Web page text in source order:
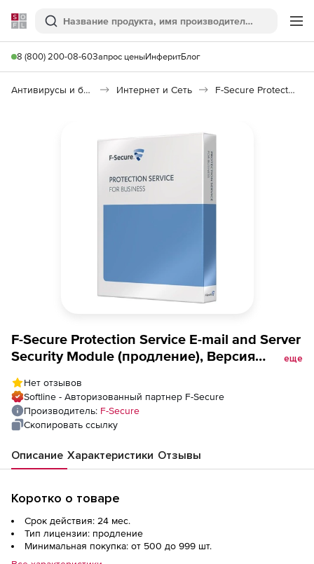
Softline
Поиск
8 (800) 200-08-60Запрос ценыИнферитБлог
Антивирусы и безопасность Интернет и Сеть F-Secure Protection Service for Business (PSB), E-mail and Server Security Module
F-Secure Protection Service E-mail and Server
Security Module (продление), Версия
еще
Нет отзывов
Softline - Авторизованный партнер F-Secure
Производитель: F-Secure
Скопировать ссылку
Описание Характеристики Отзывы
Коротко о товаре
Срок действия: 24 мес.
Тип лицензии: продление
Минимальная покупка: от 500 до 999 шт.